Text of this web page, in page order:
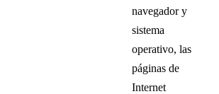
navegador y
sistema
operativo, las
páginas de
Internet